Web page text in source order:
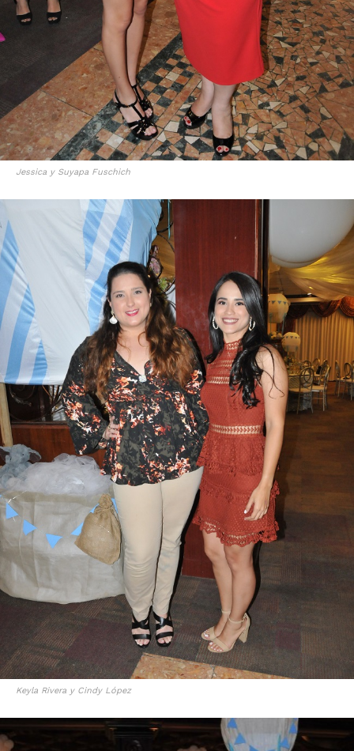
Jessica y Suyapa Fuschich
Keyla Rivera y Cindy López